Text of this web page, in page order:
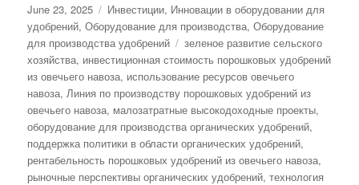
Posted
on
June 23, 2025 Categories
Инвестиции, Инновации в оборудовании для
удобрений,Оборудование для производства,Оборудование
для производства удобрений
Tags
зеленое развитие сельского
хозяйства, инвестиционная стоимость порошковых удобрений
из овечьего навоза, использование ресурсов овечьего
навоза,Линия по производству порошковых удобрений из
овечьего навоза, малозатратные высокодоходные проекты,
оборудование для производства органических удобрений,
поддержка политики в области органических удобрений,
рентабельность порошковых удобрений из овечьего навоза,
рыночные перспективы органических удобрений,технология